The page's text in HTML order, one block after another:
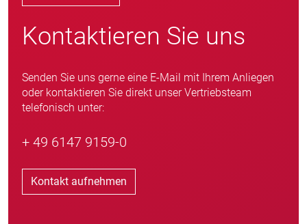
Kontaktieren Sie uns
Senden Sie uns gerne eine E-Mail mit Ihrem Anliegen
oder kontaktieren Sie direkt unser Vertriebsteam
telefonisch unter:
+ 49 6147 9159-0
Kontakt aufnehmen